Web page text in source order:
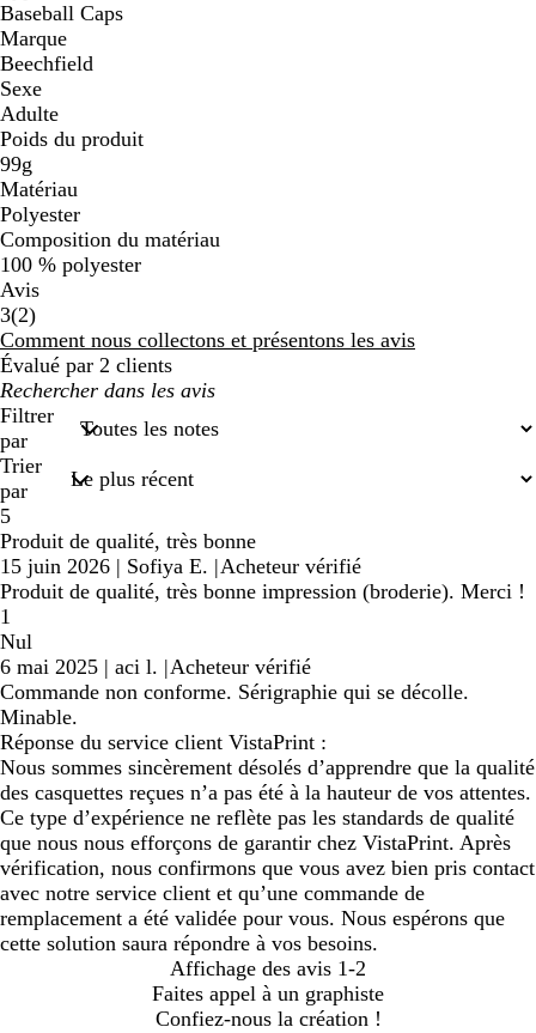
Baseball Caps
Marque
Beechfield
Sexe
Adulte
Poids du produit
99g
Matériau
Polyester
Composition du matériau
100 % polyester
Avis
3(22
avis
)
Comment nous collectons et présentons les avis
Évalué par 2 clients
Mes
recherches
saisies
Filtrer
par
Trier
par
5
Produit de qualité, très bonne
15 juin 2026 | Sofiya E. |Acheteur vérifié
Produit de qualité, très bonne impression (broderie). Merci !
1
Nul
6 mai 2025 | aci l. |Acheteur vérifié
Commande non conforme. Sérigraphie qui se décolle.
Minable.
Réponse du service client VistaPrint :
Nous sommes sincèrement désolés d’apprendre que la qualité
des casquettes reçues n’a pas été à la hauteur de vos attentes.
Ce type d’expérience ne reflète pas les standards de qualité
que nous nous efforçons de garantir chez VistaPrint. Après
vérification, nous confirmons que vous avez bien pris contact
avec notre service client et qu’une commande de
remplacement a été validée pour vous. Nous espérons que
cette solution saura répondre à vos besoins.
Affichage des avis 1-2
Faites appel à un graphiste
Confiez-nous la création !